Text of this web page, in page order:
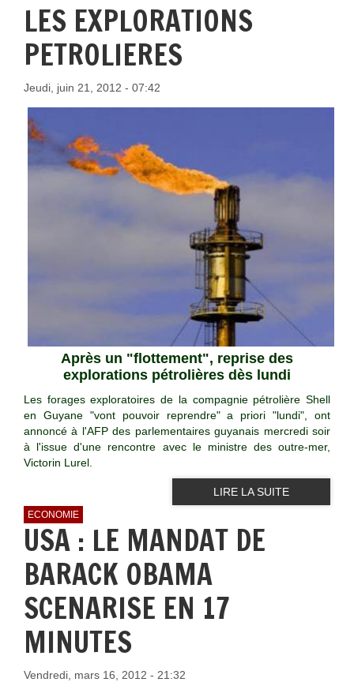
LES EXPLORATIONS
PETROLIERES
Jeudi, juin 21, 2012 - 07:42
Après un "flottement", reprise des
explorations pétrolières dès lundi
Les forages exploratoires de la compagnie pétrolière Shell
en Guyane "vont pouvoir reprendre" a priori "lundi", ont
annoncé à l'AFP des parlementaires guyanais mercredi soir
à l'issue d'une rencontre avec le ministre des outre-mer,
Victorin Lurel.
LIRE LA SUITE
ECONOMIE
USA : LE MANDAT DE
BARACK OBAMA
SCENARISE EN 17
MINUTES
Vendredi, mars 16, 2012 - 21:32